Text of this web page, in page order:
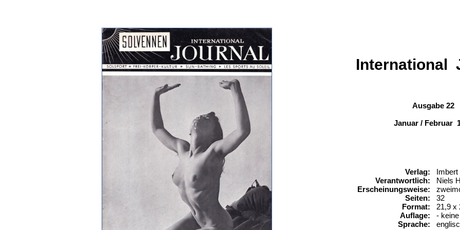
International
Ausgabe 22
Januar / Februar
Verlag:
Verantwortlich:
Erscheinungsweise:
Seiten:
Format:
Auflage:
Sprache:
Imbert
Niels
32
21,9 x
-